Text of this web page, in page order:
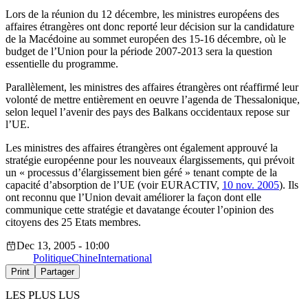
Lors de la réunion du 12 décembre, les ministres européens des
affaires étrangères ont donc reporté leur décision sur la candidature
de la Macédoine au sommet européen des 15-16 décembre, où le
budget de l’Union pour la période 2007-2013 sera la question
essentielle du programme.
Parallèlement, les ministres des affaires étrangères ont réaffirmé leur
volonté de mettre entièrement en oeuvre l’agenda de Thessalonique,
selon lequel l’avenir des pays des Balkans occidentaux repose sur
l’UE.
Les ministres des affaires étrangères ont également approuvé la
stratégie européenne pour les nouveaux élargissements, qui prévoit
un « processus d’élargissement bien géré » tenant compte de la
capacité d’absorption de l’UE (voir EURACTIV, 10 nov. 2005). Ils
ont reconnu que l’Union devait améliorer la façon dont elle
communique cette stratégie et davatange écouter l’opinion des
citoyens des 25 Etats membres.
Dec 13, 2005 - 10:00
PolitiqueChineInternational
Print Partager
LES PLUS LUS